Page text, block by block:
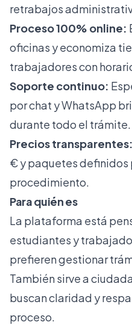
retrabajos
Proceso 100% online:
oficinas y economiza
trabajadores con
Soporte continuo:
por chat y WhatsApp
durante todo el trámite.
Precios transparentes:
€ y paquetes definidos
procedimiento.
Para quién es
La plataforma está
estudiantes y
prefieren gestionar
También sirve a
buscan claridad y
proceso.